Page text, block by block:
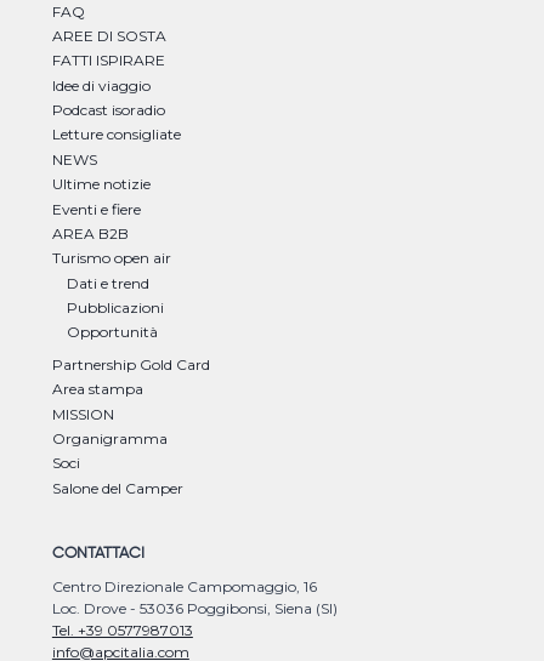
FAQ
AREE DI SOSTA
FATTI ISPIRARE
Idee di viaggio
Podcast isoradio
Letture consigliate
NEWS
Ultime notizie
Eventi e fiere
AREA B2B
Turismo open air
Dati e trend
Pubblicazioni
Opportunità
Partnership Gold Card
Area stampa
MISSION
Organigramma
Soci
Salone del Camper
CONTATTACI
Centro Direzionale Campomaggio, 16
Loc. Drove - 53036 Poggibonsi, Siena (SI)
Tel. +39 0577987013
info@apcitalia.com